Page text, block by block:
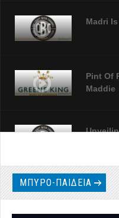
Madri
Pint Of
Maddie
ΜΠΥΡΟ-ΠΑΙΔΕΙΑ